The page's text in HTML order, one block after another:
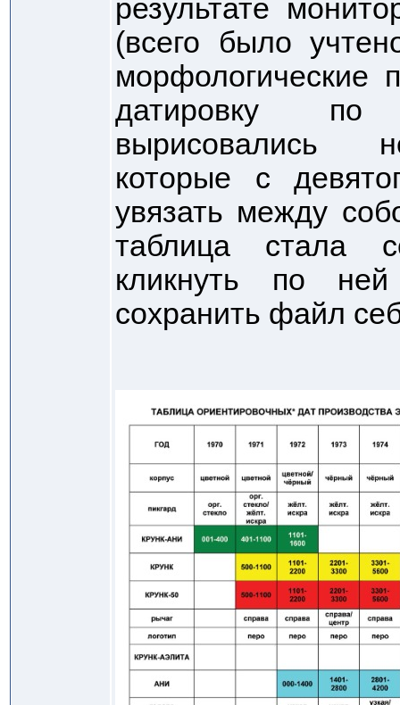
результате
(всего было
морфологические
датировку по
вырисовались
которые с
увязать между
таблица стала
кликнуть по
сохранить файл